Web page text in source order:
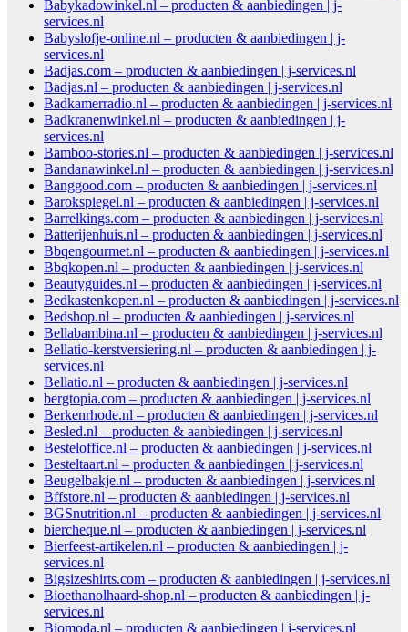
Babykadowinkel.nl – producten & aanbiedingen | j-
services.nl
Babyslofje-online.nl – producten & aanbiedingen | j-
services.nl
Badjas.com – producten & aanbiedingen | j-services.nl
Badjas.nl – producten & aanbiedingen | j-services.nl
Badkamerradio.nl – producten & aanbiedingen | j-services.nl
Badkranenwinkel.nl – producten & aanbiedingen | j-
services.nl
Bamboo-stories.nl – producten & aanbiedingen | j-services.nl
Bandanawinkel.nl – producten & aanbiedingen | j-services.nl
Banggood.com – producten & aanbiedingen | j-services.nl
Barokspiegel.nl – producten & aanbiedingen | j-services.nl
Barrelkings.com – producten & aanbiedingen | j-services.nl
Batterijenhuis.nl – producten & aanbiedingen | j-services.nl
Bbqengourmet.nl – producten & aanbiedingen | j-services.nl
Bbqkopen.nl – producten & aanbiedingen | j-services.nl
Beautyguides.nl – producten & aanbiedingen | j-services.nl
Bedkastenkopen.nl – producten & aanbiedingen | j-services.nl
Bedshop.nl – producten & aanbiedingen | j-services.nl
Bellabambina.nl – producten & aanbiedingen | j-services.nl
Bellatio-kerstversiering.nl – producten & aanbiedingen | j-
services.nl
Bellatio.nl – producten & aanbiedingen | j-services.nl
bergtopia.com – producten & aanbiedingen | j-services.nl
Berkenrhode.nl – producten & aanbiedingen | j-services.nl
Besled.nl – producten & aanbiedingen | j-services.nl
Besteloffice.nl – producten & aanbiedingen | j-services.nl
Besteltaart.nl – producten & aanbiedingen | j-services.nl
Beugelbakje.nl – producten & aanbiedingen | j-services.nl
Bffstore.nl – producten & aanbiedingen | j-services.nl
BGSnutrition.nl – producten & aanbiedingen | j-services.nl
biercheque.nl – producten & aanbiedingen | j-services.nl
Bierfeest-artikelen.nl – producten & aanbiedingen | j-
services.nl
Bigsizeshirts.com – producten & aanbiedingen | j-services.nl
Bioethanolhaard-shop.nl – producten & aanbiedingen | j-
services.nl
Biomoda.nl – producten & aanbiedingen | j-services.nl